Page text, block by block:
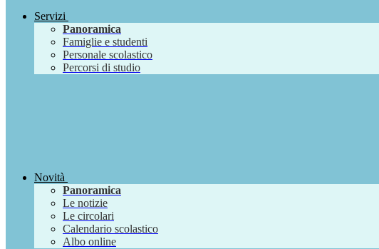
Servizi
Panoramica
Famiglie e studenti
Personale scolastico
Percorsi di studio
Novità
Panoramica
Le notizie
Le circolari
Calendario scolastico
Albo online